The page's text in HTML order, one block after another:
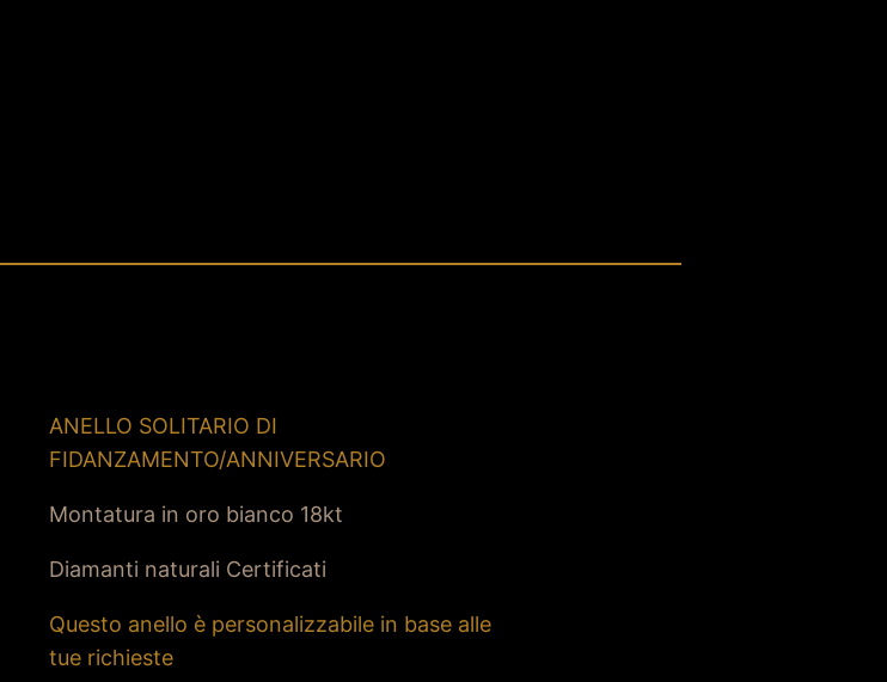
ANELLO SOLITARIO DI
FIDANZAMENTO/ANNIVERSARIO
Montatura in oro bianco 18kt
Diamanti naturali Certificati
Questo anello è personalizzabile in base alle
tue richieste